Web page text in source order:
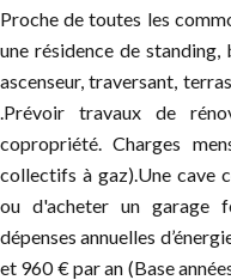
Proche de toutes les
une résidence de
ascenseur, traversant,
.Prévoir travaux de
copropriété. Charges
collectifs à gaz).Une cave
ou d'acheter un garage
dépenses annuelles
et 960 € par an (Base